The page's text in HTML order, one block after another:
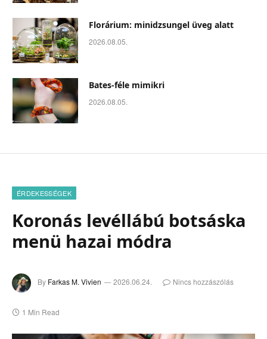
Florárium: minidzsungel üveg alatt
2026.08.05.
Bates-féle mimikri
2026.08.05.
ÉRDEKESSÉGEK
Koronás levéllábú botsáska
menü hazai módra
By Farkas M. Vivien 2026.06.24. Nincs hozzászólás
1 Min Read